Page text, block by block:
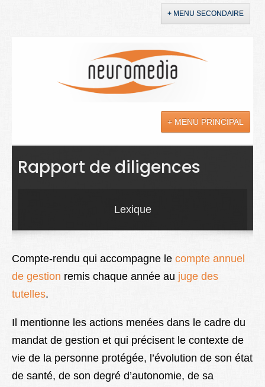
+ MENU SECONDAIRE
+ MENU PRINCIPAL
Actualités
Soins
Droit
Lexique
Rapport de diligences
Lexique
Compte-rendu qui accompagne le compte annuel
de gestion remis chaque année au juge des
tutelles.
Il mentionne les actions menées dans le cadre du
mandat de gestion et qui précisent le contexte de
vie de la personne protégée, l’évolution de son état
de santé, de son degré d’autonomie, de sa